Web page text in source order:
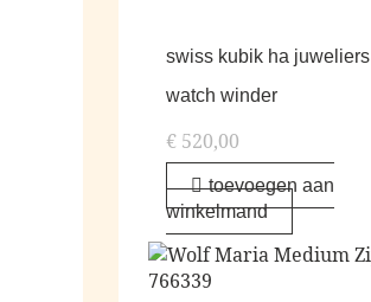
swiss kubik ha juweliers
watch winder
€ 520,00
toevoegen aan
winkelmand